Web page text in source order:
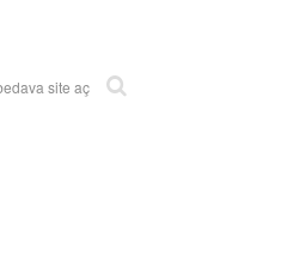
site aç